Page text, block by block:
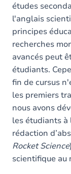
études
l'anglais
principes
recherches
avancés peut
étudiants.
fin de cursus
les premiers
nous avons
les étudiants à
rédaction
Rocket Science
scientifique au